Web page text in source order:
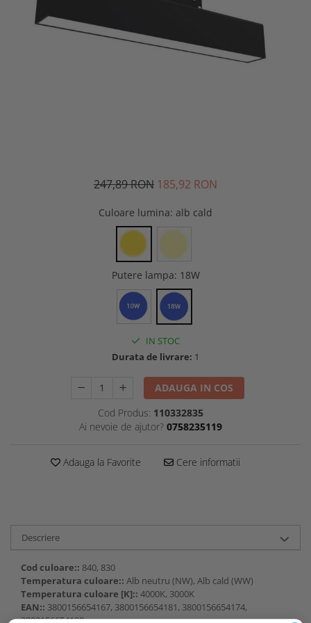
247,89 RON 185,92 RON
Culoare lumina: alb cald
Putere lampa: 18W
IN STOC
Durata de livrare: 1
ADAUGA IN COS
Cod Produs: 110332835
Ai nevoie de ajutor? 0758235119
Adauga la Favorite Cere informatii
Descriere
Cod culoare:: 840, 830
Temperatura culoare:: Alb neutru (NW), Alb cald (WW)
Temperatura culoare [K]:: 4000K, 3000K
EAN:: 3800156654167, 3800156654181, 3800156654174,
3800156654198